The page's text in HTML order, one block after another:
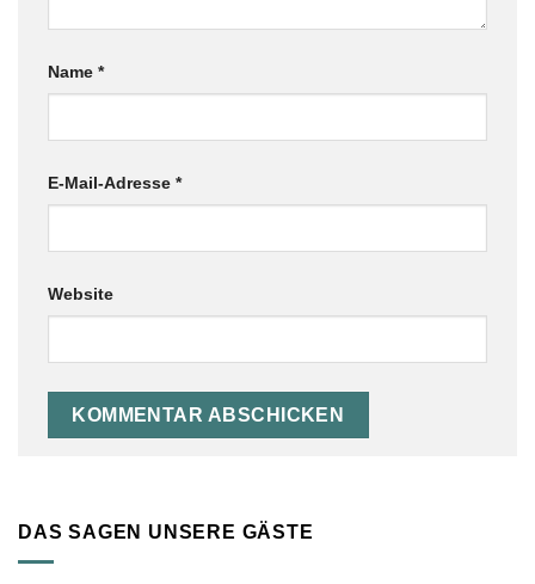
Name *
E-Mail-Adresse *
Website
DAS SAGEN UNSERE GÄSTE